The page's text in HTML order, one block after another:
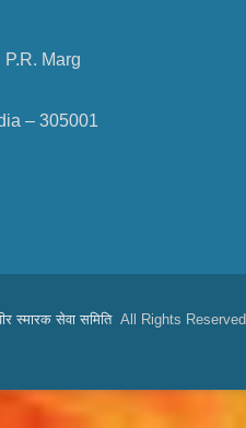
Marg
– 305001
स्मारक सेवा समितिAll Rights Reserved.